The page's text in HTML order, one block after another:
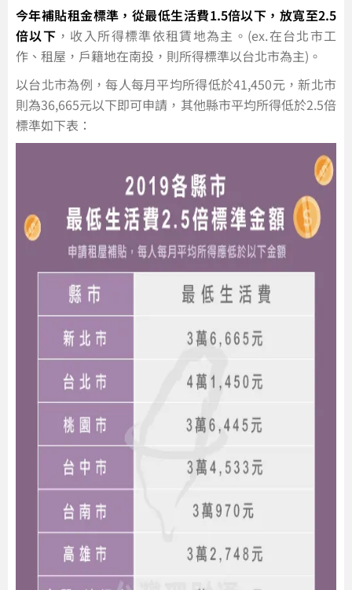
今年補貼租金標準，從最低生活費1.5倍以下，放寬至2.5
倍以下 ，收入所得標準依租賃地為主。(ex.在台北市工
作、租屋，戶籍地在南投，則所得標準以台北市為主)。
以台北市為例，每人每月平均所得低於41,450元，新北市
則為36,665元以下即可申請，其他縣市平均所得低於2.5倍
標準如下表：